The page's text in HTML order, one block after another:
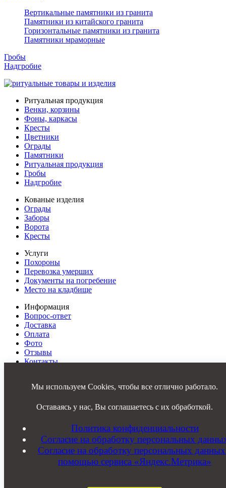
Вертикальные памятники из гранита
Памятники из китайского гранита
Горизонтальные памятники из гранита
Памятники мраморные
Гробы
Надгробие
Ритуальная продукция
Венки, корзины
Фоны, каркасы
Кресты
Цветники
Ограды
Памятники
Ритуальная продукция
Гробы
Надгробие
Кованые изделия
Ограды
Заборы
Ворота
Кресты
Услуги
Похороны
Перевозка умерших
Документы на погребение
Место на кладбище
Информация
Вопрос-ответ
Доставка
Оплата
Фото
Отзывы
Контакты
392-66-00
@yandex.ru
Заказать звонок
Политика конфиденциальности Согласие на обработку
персональных данных Согласие на обработку персональных
данных с помощью сервиса «Яндекс.Метрика»
Мы используем Cookies, чтобы все отлично работало.
Оставаясь у нас, Вы соглашаетесь с их обработкой.
Политика конфиденциальности
Согласие на обработку персональных
Согласие на обработку персональных
помощью сервиса «Яндекс.Метрика»